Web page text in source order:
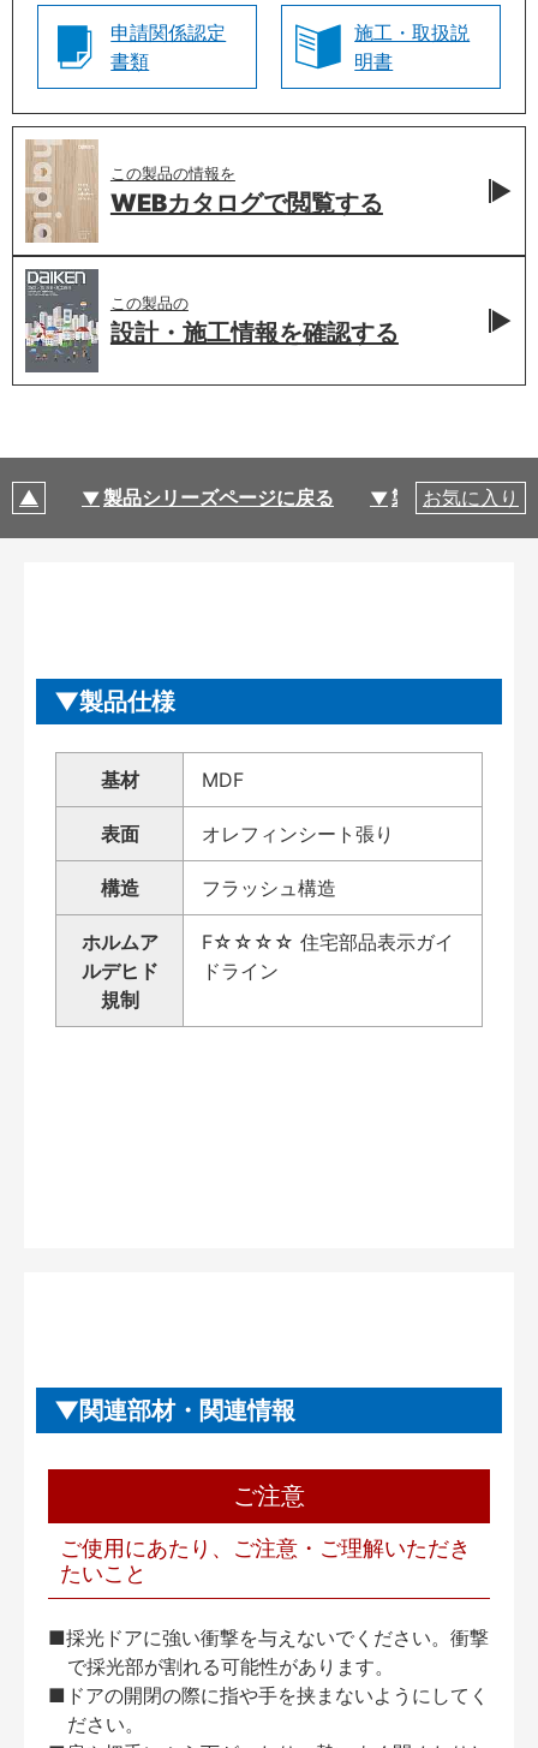
申請関係認定
書類
施工・取扱説
明書
この製品の情報を
WEBカタログで閲覧する
この製品の
設計・施工情報を確認する
製品シリーズページに戻る 製品仕様
お気に入り
製品仕様
基材 MDF
表面 オレフィンシート張り
構造 フラッシュ構造
ホルムア
ルデヒド
規制
F☆☆☆☆ 住宅部品表示ガイ
ドライン
関連部材・関連情報
ご注意
ご使用にあたり、ご注意・ご理解いただき
たいこと
■採光ドアに強い衝撃を与えないでください。衝撃
で採光部が割れる可能性があります。
■ドアの開閉の際に指や手を挟まないようにしてく
ださい。